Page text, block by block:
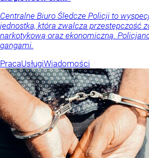
Centralne Biuro Śledcze Policji to
jednostka, która zwalcza przestępczość
narkotykową oraz ekonomiczną.
gangami.
PracaUsługiWiadomości